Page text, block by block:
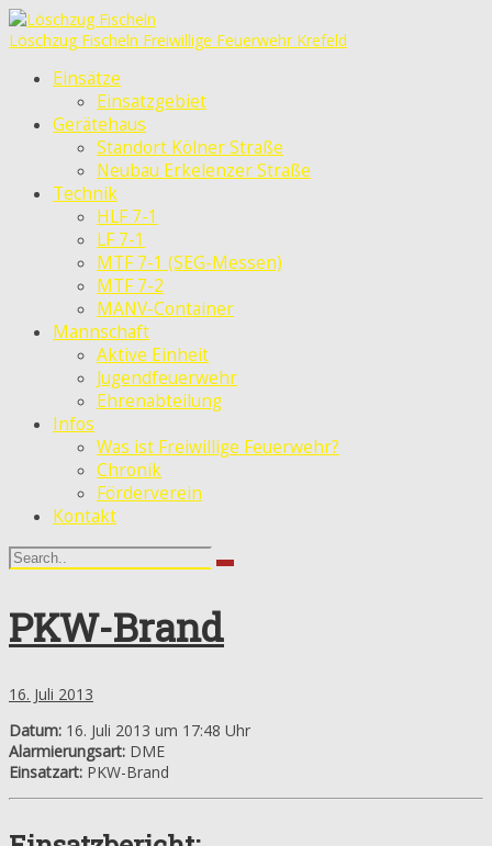
Löschzug Fischeln Freiwillige Feuerwehr Krefeld
Einsätze
Einsatzgebiet
Gerätehaus
Standort Kölner Straße
Neubau Erkelenzer Straße
Technik
HLF 7-1
LF 7-1
MTF 7-1 (SEG-Messen)
MTF 7-2
MANV-Container
Mannschaft
Aktive Einheit
Jugendfeuerwehr
Ehrenabteilung
Infos
Was ist Freiwillige Feuerwehr?
Chronik
Förderverein
Kontakt
PKW-Brand
16. Juli 2013
Datum: 16. Juli 2013 um 17:48 Uhr
Alarmierungsart: DME
Einsatzart: PKW-Brand